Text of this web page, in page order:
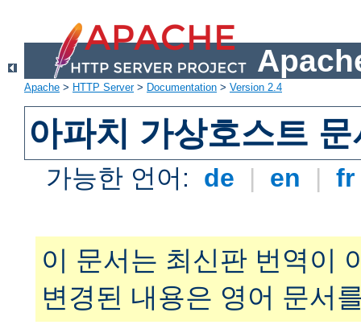
Apache > HTTP Server> Documentation > Version 2.4
아파치 가상호스트 문
가능한 언어: de | en |
이 문서는 최신판 번역이
변경된 내용은 영어 문서